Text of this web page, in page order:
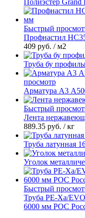
Быстрый
Профнастил
409 руб. / м2
Труба бу
просмотр
Арматура А3
Быстрый
Лента
889.35 руб. / кг
Труба латунная
Уголок
Быстрый
Труба PE-Xa/
6000 мм РОС